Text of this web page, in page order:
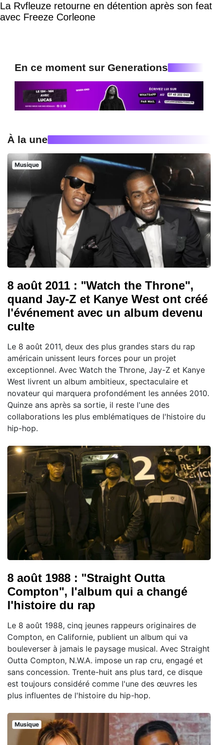
La Rvfleuze retourne en détention après son feat
avec Freeze Corleone
En ce moment sur Generations
À la une
Musique
8 août 2011 : "Watch the Throne",
quand Jay-Z et Kanye West ont créé
l'événement avec un album devenu
culte
Le 8 août 2011, deux des plus grandes stars du rap
américain unissent leurs forces pour un projet
exceptionnel. Avec Watch the Throne, Jay-Z et Kanye
West livrent un album ambitieux, spectaculaire et
novateur qui marquera profondément les années 2010.
Quinze ans après sa sortie, il reste l'une des
collaborations les plus emblématiques de l'histoire du
hip-hop.
8 août 1988 : "Straight Outta
Compton", l'album qui a changé
l'histoire du rap
Le 8 août 1988, cinq jeunes rappeurs originaires de
Compton, en Californie, publient un album qui va
bouleverser à jamais le paysage musical. Avec Straight
Outta Compton, N.W.A. impose un rap cru, engagé et
sans concession. Trente-huit ans plus tard, ce disque
est toujours considéré comme l'une des œuvres les
plus influentes de l'histoire du hip-hop.
Musique